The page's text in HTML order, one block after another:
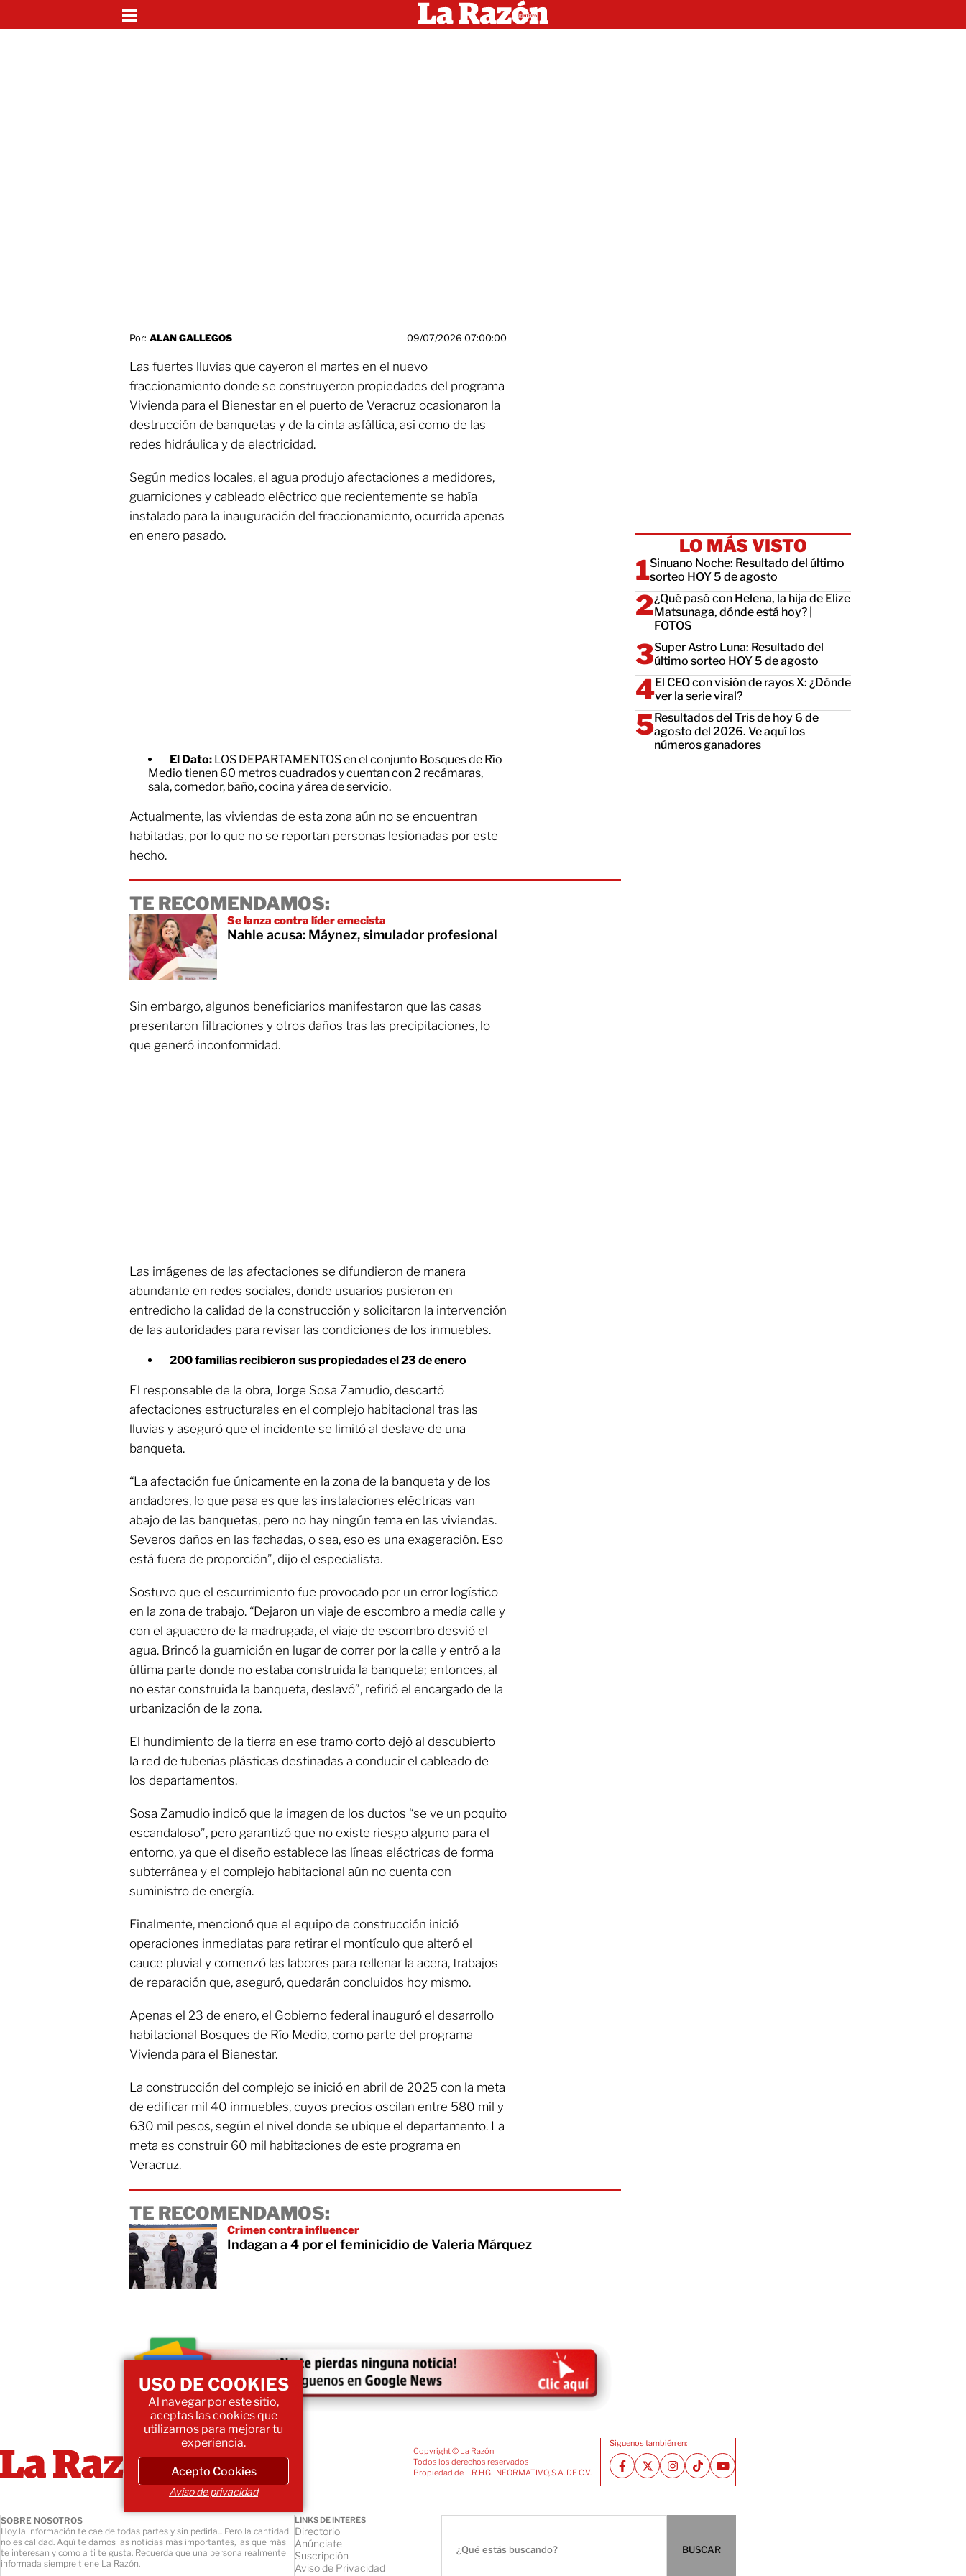
Por: ALAN GALLEGOS 09/07/2026 07:00:00
Las fuertes lluvias que cayeron el martes en el nuevo
fraccionamiento donde se construyeron propiedades del programa
Vivienda para el Bienestar en el puerto de Veracruz ocasionaron la
destrucción de banquetas y de la cinta asfáltica, así como de las
redes hidráulica y de electricidad.
Según medios locales, el agua produjo afectaciones a medidores,
guarniciones y cableado eléctrico que recientemente se había
instalado para la inauguración del fraccionamiento, ocurrida apenas
en enero pasado.
El Dato: LOS DEPARTAMENTOS en el conjunto Bosques de Río
Medio tienen 60 metros cuadrados y cuentan con 2 recámaras,
sala, comedor, baño, cocina y área de servicio.
Actualmente, las viviendas de esta zona aún no se encuentran
habitadas, por lo que no se reportan personas lesionadas por este
hecho.
TE RECOMENDAMOS:
Se lanza contra líder emecista
Nahle acusa: Máynez, simulador profesional
Sin embargo, algunos beneficiarios manifestaron que las casas
presentaron filtraciones y otros daños tras las precipitaciones, lo
que generó inconformidad.
Las imágenes de las afectaciones se difundieron de manera
abundante en redes sociales, donde usuarios pusieron en
entredicho la calidad de la construcción y solicitaron la intervención
de las autoridades para revisar las condiciones de los inmuebles.
200 familias recibieron sus propiedades el 23 de enero
El responsable de la obra, Jorge Sosa Zamudio, descartó
afectaciones estructurales en el complejo habitacional tras las
lluvias y aseguró que el incidente se limitó al deslave de una
banqueta.
“La afectación fue únicamente en la zona de la banqueta y de los
andadores, lo que pasa es que las instalaciones eléctricas van
abajo de las banquetas, pero no hay ningún tema en las viviendas.
Severos daños en las fachadas, o sea, eso es una exageración. Eso
está fuera de proporción”, dijo el especialista.
Sostuvo que el escurrimiento fue provocado por un error logístico
en la zona de trabajo. “Dejaron un viaje de escombro a media calle y
con el aguacero de la madrugada, el viaje de escombro desvió el
agua. Brincó la guarnición en lugar de correr por la calle y entró a la
última parte donde no estaba construida la banqueta; entonces, al
no estar construida la banqueta, deslavó”, refirió el encargado de la
urbanización de la zona.
El hundimiento de la tierra en ese tramo corto dejó al descubierto
la red de tuberías plásticas destinadas a conducir el cableado de
los departamentos.
Sosa Zamudio indicó que la imagen de los ductos “se ve un poquito
escandaloso”, pero garantizó que no existe riesgo alguno para el
entorno, ya que el diseño establece las líneas eléctricas de forma
subterránea y el complejo habitacional aún no cuenta con
suministro de energía.
Finalmente, mencionó que el equipo de construcción inició
operaciones inmediatas para retirar el montículo que alteró el
cauce pluvial y comenzó las labores para rellenar la acera, trabajos
de reparación que, aseguró, quedarán concluidos hoy mismo.
Apenas el 23 de enero, el Gobierno federal inauguró el desarrollo
habitacional Bosques de Río Medio, como parte del programa
Vivienda para el Bienestar.
La construcción del complejo se inició en abril de 2025 con la meta
de edificar mil 40 inmuebles, cuyos precios oscilan entre 580 mil y
630 mil pesos, según el nivel donde se ubique el departamento. La
meta es construir 60 mil habitaciones de este programa en
Veracruz.
TE RECOMENDAMOS:
Crimen contra influencer
Indagan a 4 por el feminicidio de Valeria Márquez
LO MÁS VISTO
Sinuano Noche: Resultado del último
sorteo HOY 5 de agosto
¿Qué pasó con Helena, la hija de Elize
Matsunaga, dónde está hoy? |
FOTOS
Super Astro Luna: Resultado del
último sorteo HOY 5 de agosto
El CEO con visión de rayos X: ¿Dónde
ver la serie viral?
Resultados del Tris de hoy 6 de
agosto del 2026. Ve aquí los
números ganadores
Copyright © La Razón
Todos los derechos reservados
Propiedad de L.R.H.G. INFORMATIVO, S.A. DE C.V.
Siguenos también en:
SOBRE NOSOTROS
Hoy la información te cae de todas partes y sin pedirla... Pero la cantidad
no es calidad. Aquí te damos las noticias más importantes, las que más
te interesan y como a ti te gusta. Recuerda que una persona realmente
informada siempre tiene La Razón.
LINKS DE INTERÉS
Directorio
Anúnciate
Suscripción
Aviso de Privacidad
BUSCAR
USO DE COOKIES
Al navegar por este sitio,
aceptas las cookies que
utilizamos para mejorar tu
experiencia.
Acepto Cookies
Aviso de privacidad